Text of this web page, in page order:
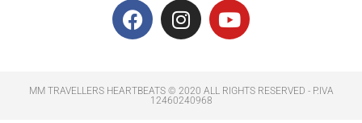
MM TRAVELLERS HEARTBEATS © 2020 ALL RIGHTS RESERVED​ - P.IVA
12460240968